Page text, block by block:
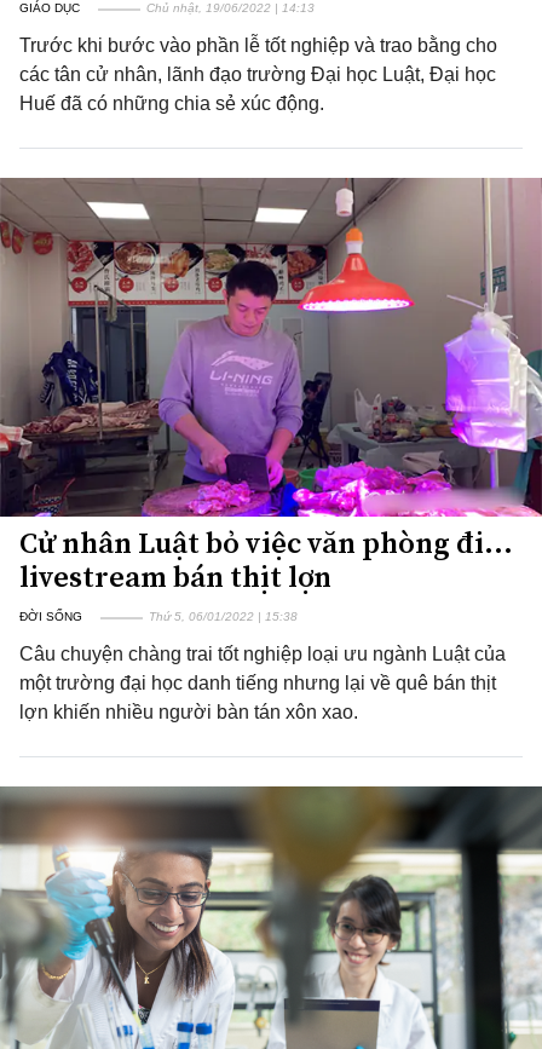
GIÁO DỤC Chủ nhật, 19/06/2022 | 14:13
Trước khi bước vào phần lễ tốt nghiệp và trao bằng cho
các tân cử nhân, lãnh đạo trường Đại học Luật, Đại học
Huế đã có những chia sẻ xúc động.
Cử nhân Luật bỏ việc văn phòng đi...
livestream bán thịt lợn
ĐỜI SỐNG Thứ 5, 06/01/2022 | 15:38
Câu chuyện chàng trai tốt nghiệp loại ưu ngành Luật của
một trường đại học danh tiếng nhưng lại về quê bán thịt
lợn khiến nhiều người bàn tán xôn xao.